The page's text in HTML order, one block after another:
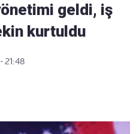
geldi, iş
kurtuldu
21:48